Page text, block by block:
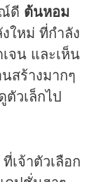
ดี ต้นหอม
ใหม่ ที่กำลัง
จน และเห็น
สร้างมากๆ
วเล็กไป
จ้าตัวเลือก